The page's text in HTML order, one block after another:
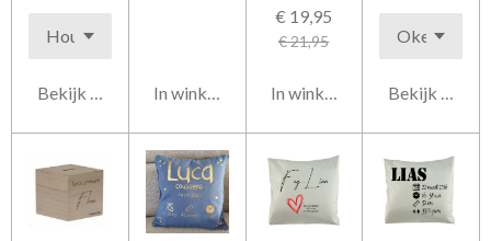
Bekijk details In winkelwagen
€ 19,95
€ 21,95
In winkelwagen Bekijk details